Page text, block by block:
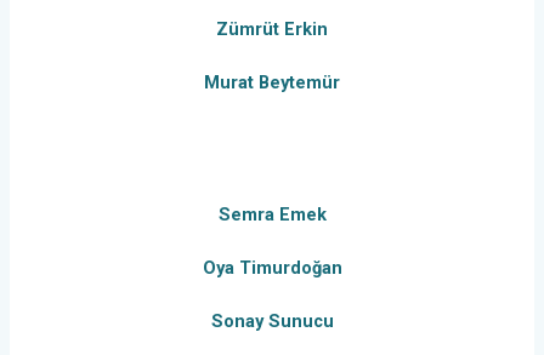
Zümrüt Erkin
Murat Beytemür
Semra Emek
Oya Timurdoğan
Sonay Sunucu